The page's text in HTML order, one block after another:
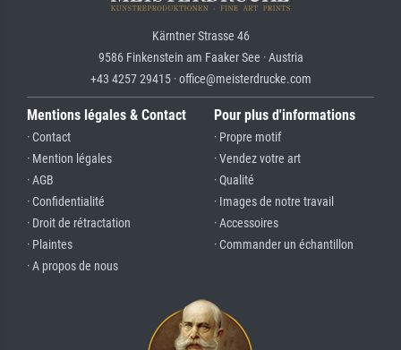
Kärntner Strasse 46
9586 Finkenstein am Faaker See · Austria
+43 4257 29415 · office@meisterdrucke.com
Mentions légales & Contact
· Contact
· Mention légales
· AGB
· Confidentialité
· Droit de rétractation
· Plaintes
· A propos de nous
Pour plus d'informations
· Propre motif
· Vendez votre art
· Qualité
· Images de notre travail
· Accessoires
· Commander un échantillon